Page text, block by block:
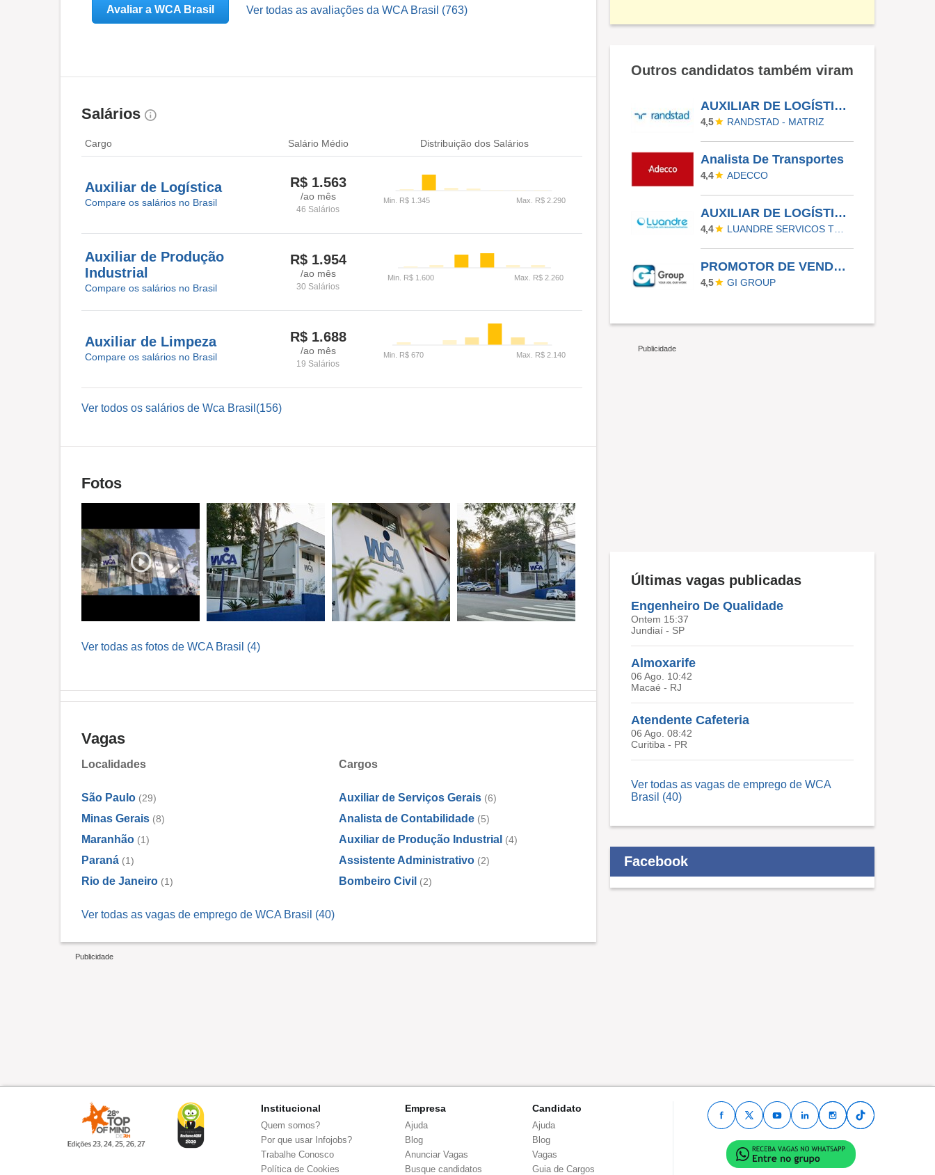
Avaliar a WCA Brasil Ver todas as avaliações da WCA Brasil (763)
Salários
Cargo Salário Médio Distribuição dos Salários
Auxiliar de Logística
Compare os salários no Brasil
R$ 1.563
/ao mês
46 Salários
Auxiliar de Produção
Industrial
Compare os salários no Brasil
R$ 1.954
/ao mês
30 Salários
Auxiliar de Limpeza
Compare os salários no Brasil
R$ 1.688
/ao mês
19 Salários
Ver todos os salários de Wca Brasil(156)
Fotos
Ver todas as fotos de WCA Brasil (4)
Vagas
Localidades
São Paulo (29)
Minas Gerais (8)
Maranhão (1)
Paraná (1)
Rio de Janeiro (1)
Cargos
Auxiliar de Serviços Gerais (6)
Analista de Contabilidade (5)
Auxiliar de Produção Industrial (4)
Assistente Administrativo (2)
Bombeiro Civil (2)
Ver todas as vagas de emprego de WCA Brasil (40)
Outros candidatos também viram
AUXILIAR DE LOGÍSTICA - COLOMBO - PR
4,5 RANDSTAD - MATRIZ
Analista De Transportes
4,4 ADECCO
AUXILIAR DE LOGÍSTICA - GUARULHOS
4,4
PROMOTOR DE VENDAS - PLANO VERÃO 2026
4,5 GI GROUP
Últimas vagas publicadas
Engenheiro De Qualidade
Ontem 15:37
Jundiaí - SP
Almoxarife
06 Ago. 10:42
Macaé - RJ
Atendente Cafeteria
06 Ago. 08:42
Curitiba - PR
Ver todas as vagas de emprego de WCA
Brasil (40)
Facebook
Institucional
Quem somos?
Por que usar Infojobs?
Trabalhe Conosco
Política de Cookies
Empresa
Ajuda
Blog
Anunciar Vagas
Busque candidatos
Candidato
Ajuda
Blog
Vagas
Guia de Cargos